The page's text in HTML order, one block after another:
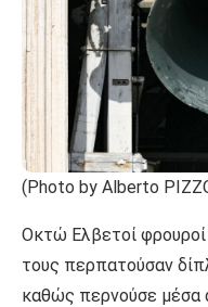
(Photo by Alberto
Οκτώ Ελβετοί
τους περπατούσαν
καθώς περνούσε μέσα